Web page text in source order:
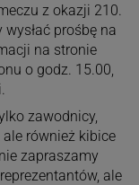
z okazji 210.
prośbę na
na stronie
o godz. 15.00,
zawodnicy,
również kibice
zapraszamy
ale